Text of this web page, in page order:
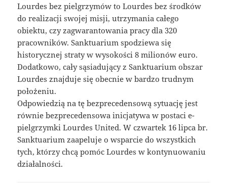
Lourdes bez pielgrzymów to Lourdes bez środków
do realizacji swojej misji, utrzymania całego
obiektu, czy zagwarantowania pracy dla 320
pracowników. Sanktuarium spodziewa się
historycznej straty w wysokości 8 milionów euro.
Dodatkowo, cały sąsiadujący z Sanktuarium obszar
Lourdes znajduje się obecnie w bardzo trudnym
położeniu.
Odpowiedzią na tę bezprecedensową sytuację jest
równie bezprecedensowa inicjatywa w postaci e-
pielgrzymki Lourdes United. W czwartek 16 lipca br.
Sanktuarium zaapeluje o wsparcie do wszystkich
tych, którzy chcą pomóc Lourdes w kontynuowaniu
działalności.